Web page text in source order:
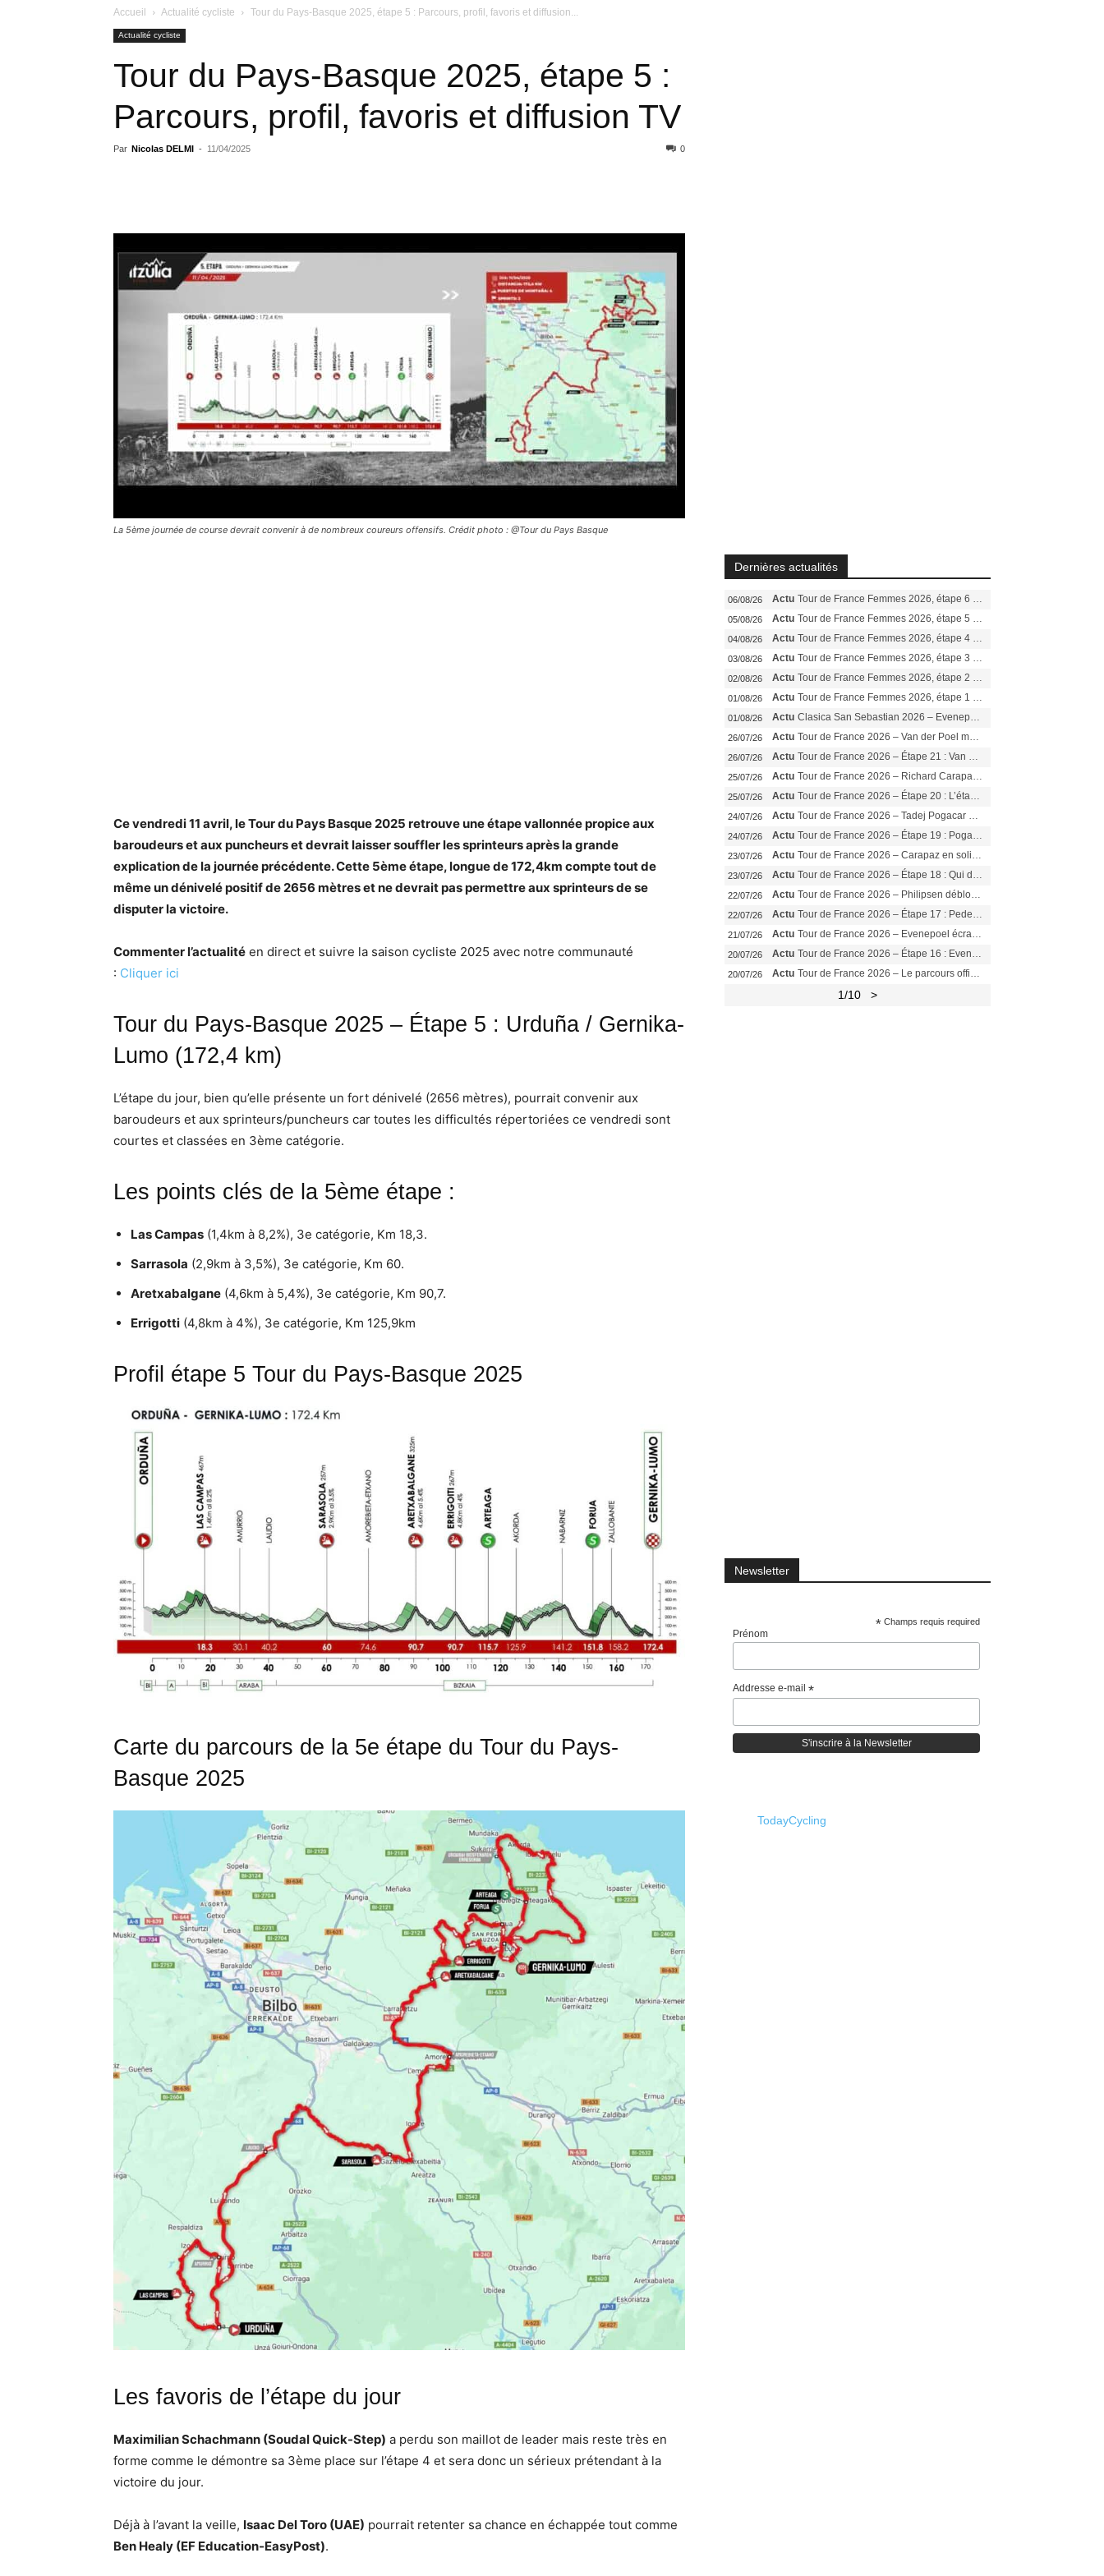
Accueil Actualité cycliste Tour du Pays-Basque 2025, étape 5 : Parcours, profil, favoris et diffusion...
Actualité cycliste
Tour du Pays-Basque 2025, étape 5 :
Parcours, profil, favoris et diffusion TV
Par Nicolas DELMI - 11/04/2025 0
La 5ème journée de course devrait convenir à de nombreux coureurs offensifs. Crédit photo : @Tour du Pays Basque
Ce vendredi 11 avril, le Tour du Pays Basque 2025 retrouve une étape vallonnée propice aux
baroudeurs et aux puncheurs et devrait laisser souffler les sprinteurs après la grande
explication de la journée précédente. Cette 5ème étape, longue de 172,4km compte tout de
même un dénivelé positif de 2656 mètres et ne devrait pas permettre aux sprinteurs de se
disputer la victoire.
Commenter l’actualité en direct et suivre la saison cycliste 2025 avec notre communauté
: Cliquer ici
Tour du Pays-Basque 2025 – Étape 5 : Urduña / Gernika-
Lumo (172,4 km)
L’étape du jour, bien qu’elle présente un fort dénivelé (2656 mètres), pourrait convenir aux
baroudeurs et aux sprinteurs/puncheurs car toutes les difficultés répertoriées ce vendredi sont
courtes et classées en 3ème catégorie.
Les points clés de la 5ème étape :
Las Campas (1,4km à 8,2%), 3e catégorie, Km 18,3.
Sarrasola (2,9km à 3,5%), 3e catégorie, Km 60.
Aretxabalgane (4,6km à 5,4%), 3e catégorie, Km 90,7.
Errigotti (4,8km à 4%), 3e catégorie, Km 125,9km
Profil étape 5 Tour du Pays-Basque 2025
Carte du parcours de la 5e étape du Tour du Pays-
Basque 2025
Les favoris de l’étape du jour
Maximilian Schachmann (Soudal Quick-Step) a perdu son maillot de leader mais reste très en
forme comme le démontre sa 3ème place sur l’étape 4 et sera donc un sérieux prétendant à la
victoire du jour.
Déjà à l’avant la veille, Isaac Del Toro (UAE) pourrait retenter sa chance en échappée tout comme
Ben Healy (EF Education-EasyPost).
Dernières actualités
06/08/26 Actu Tour de France Femmes 2026, étape 6 – Kim Le Court-Pienaar gagne à Tournon, Reusser en jaune
05/08/26 Actu Tour de France Femmes 2026, étape 5 – Demi Vollering gagne à Belleville, Reusser en jaune, Ferrand-Prévot coule
04/08/26 Actu Tour de France Femmes 2026, étape 4 – Marlen Reusser écrase le chrono, Ferrand-Prévot en crise
03/08/26 Actu Tour de France Femmes 2026, étape 3 – Sigrid Haugset en solitaire, 88 km d’échappée, maillot jaune
02/08/26 Actu Tour de France Femmes 2026, étape 2 – Lorena Wiebes doublé à Genève, Markus héroïque, 7e record
01/08/26 Actu Tour de France Femmes 2026, étape 1 – Lorena Wiebes intouchable à Lausanne, premier maillot jaune
01/08/26 Actu Clasica San Sebastian 2026 – Evenepoel recordman, 4e victoire, Carapaz battu au sprint
26/07/26 Actu Tour de France 2026 – Van der Poel monumental à Paris, Pogacar égale le record des cinq sacres
26/07/26 Actu Tour de France 2026 – Étape 21 : Van der Poel, Pogacar, qui succédera à Wout van Aert sur les Champs-Elysées ?
25/07/26 Actu Tour de France 2026 – Richard Carapaz roi des Alpes, doublé et maillot à pois, Seixas perd le podium
25/07/26 Actu Tour de France 2026 – Étape 20 : L’étape reine, Galibier, Sarenne, Alpe d’Huez, qui succédera à Pogacar ?
24/07/26 Actu Tour de France 2026 – Tadej Pogacar dompte l’Alpe d’Huez, 5e victoire, record de Pantani pulvérisé
24/07/26 Actu Tour de France 2026 – Étape 19 : Pogacar peut-il enfin dompter l’Alpe d’Huez ?
23/07/26 Actu Tour de France 2026 – Carapaz en solitaire à Orcières-Merlette, Paret-Peintre à un point du maillot à pois
23/07/26 Actu Tour de France 2026 – Étape 18 : Qui domptera Orcières-Merlette, première marche vers l’Alpe d’Huez ?
22/07/26 Actu Tour de France 2026 – Philipsen débloque son compteur à Voiron, Pedersen en danger pour le maillot vert
22/07/26 Actu Tour de France 2026 – Étape 17 : Pedersen peut-il verrouiller le maillot vert à Voiron ?
21/07/26 Actu Tour de France 2026 – Evenepoel écrase le chrono d’Évian, Seixas 4e, Lipowitz abandonne
20/07/26 Actu Tour de France 2026 – Étape 16 : Evenepoel, Pogacar, Ganna… qui domptera le chrono d’Évian pour redessiner le podium ?
20/07/26 Actu Tour de France 2026 – Le parcours officiel complet : 21 étapes, profils, carte et dates
1/10 >
Newsletter
* Champs requis required
Prénom
Addresse e-mail *
TodayCycling